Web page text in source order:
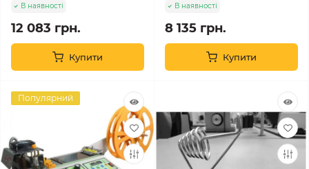
В наявності
12 083 грн.
Купити
В наявності
8 135 грн.
Купити
Популярний